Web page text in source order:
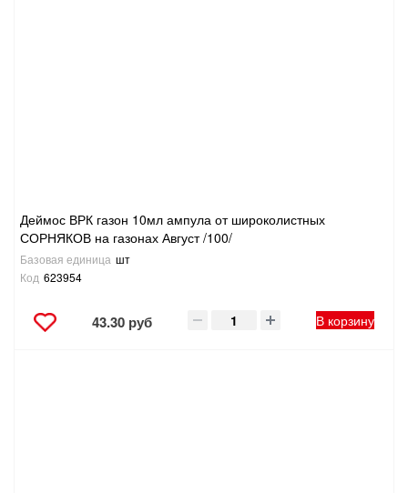
Деймос ВРК газон 10мл ампула от широколистных
СОРНЯКОВ на газонах Август /100/
Базовая единица шт
Код 623954
43.30 руб В корзину